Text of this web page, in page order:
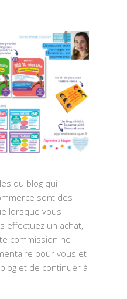
du blog qui
sont des
lorsque vous
effectuez un achat,
commission ne
pour vous et
et de continuer à